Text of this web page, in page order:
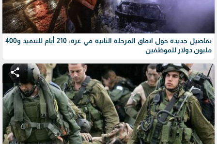
تفاصيل جديدة حول اتفاق المرحلة الثانية في غزة: 210 أيام للتنفيذ و400
مليون دولار للموظفين
share